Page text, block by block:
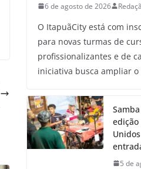
6 de agosto de 2026
O ItapuãCity está com
para novas turmas de
profissionalizantes e de
iniciativa busca ampliar o
edição
5 de